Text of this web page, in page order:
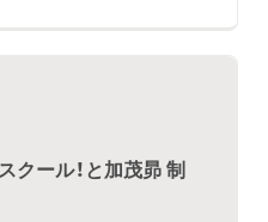
クール！と加茂昴 制